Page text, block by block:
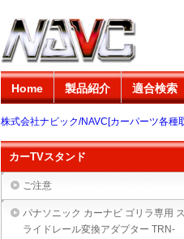
Home 製品紹介 適合検索
株式会社ナビック/NAVC[カーパーツ各種
カーTVスタンド
ご注意
パナソニック カーナビ ゴリラ専用 ス
ライドレール変換アダプター TRN-